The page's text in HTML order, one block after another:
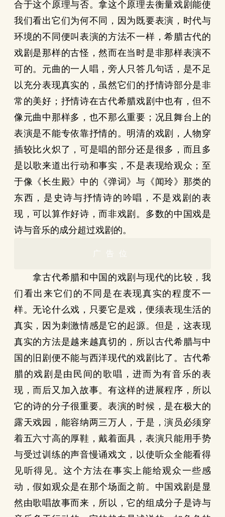
合于这个原理与否。拿这个原理去衡量戏剧能使
我们看出它们为何不同，因为既要表演，时代与
环境的不同便叫表演的方法不一样，希腊古代的
戏剧是那样的古怪，然而在当时是非那样表演不
可的。元曲的一人唱，旁人只答几句话，是不足
以充分表现真实的，虽然它们的抒情诗部分是非
常的美好；抒情诗在古代希腊戏剧中也有，但不
像元曲中那样多，也不那么重要；况且舞台上的
表演是不能专依靠抒情的。明清的戏剧，人物穿
插较比火炽了，可是唱的部分还是很多，而且多
是以歌来道出行动和事实，不是表现给观众；至
于像《长生殿》中的《弹词》与《闻玲》那类的
东西，是史诗与抒情诗的吟唱，不是戏剧的表
现，可以算作好诗，而非戏剧。多数的中国戏是
诗与音乐的成分超过戏剧的。
广告位
拿古代希腊和中国的戏剧与现代的比较，我
们看出来它们的不同是在表现真实的程度不一
样。无论什么戏，只要它是戏，便须表现生活的
真实，因为刺激情感是它的起源。但是，这表现
真实的方法是越来越真切的，所以古代希腊与中
国的旧剧便不能与西洋现代的戏剧比了。古代希
腊的戏剧是由民间的歌唱，进而为有音乐的表
现，而后又加入故事。有这样的进展程序，所以
它的诗的分子很重要。表演的时候，是在极大的
露天戏园，能容纳两三万人，于是，演员必须穿
着五六寸高的厚鞋，戴着面具，表演只能用手势
与受过训练的声音慢诵戏文，以使听众全能看得
见听得见。这个方法在事实上能给观众一些感
动，假如观众是在那个场面之前。中国戏剧是显
然由歌唱故事而来，所以，它的组成分子是诗与